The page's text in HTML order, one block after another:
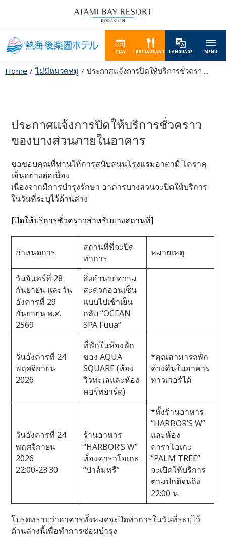
STAY RESTAURANT LANGUAGE MENU
Home ไม่มีหมวดหมู่ ประกาศแจ้งการปิดให้บริการชั่วครา ...
ประกาศแจ้งการปิดให้บริการชั่วคราว
ของบางส่วนภายในอาคาร
ขอขอบคุณที่ท่านให้การสนับสนุนโรงแรมอาตามิ โคราคุ
เอ็นอย่างต่อเนื่อง
เนื่องจากมีการบำรุงรักษา อาคารบางส่วนจะปิดให้บริการ
ในวันที่ระบุไว้ด้านล่าง
[ปิดให้บริการชั่วคราวสำหรับบางสถานที่]
กำหนดการ
สถานที่ที่จะปิด
ทำการ
หมายเหตุ
วันจันทร์ที่ 28
กันยายน และวัน
อังคารที่ 29
กันยายน พ.ศ.
2569
สิ่งอำนวยความ
สะดวกออนเซ็น
แบบไปเช้าเย็น
กลับ “OCEAN
SPA Fuua”
วันอังคารที่ 24
พฤศจิกายน
2026
ที่พักในห้องพัก
ของ AQUA
SQUARE (ห้อง
วิวทะเลและห้อง
คอร์ทยาร์ด)
*คุณสามารถพัก
ค้างคืนในอาคาร
ทาวเวอร์ได้
วันอังคารที่ 24
พฤศจิกายน
2026
22:00-23:30
ร้านอาหาร
“HARBOR’S W”
ห้องคาราโอเกะ
“ปาล์มทรี”
*ทั้งร้านอาหาร
“HARBOR’S W”
และห้อง
คาราโอเกะ
“PALM TREE”
จะเปิดให้บริการ
ตามปกติจนถึง
22:00 น.
โปรดทราบว่าอาคารทั้งหมดจะปิดทำการในวันที่ระบุไว้
ด้านล่างนี้เพื่อทำการซ่อมบำรุง